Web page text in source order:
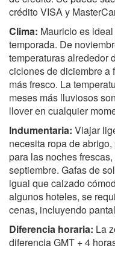
crédito VISA y
Clima: Mauricio es
temporada. De
temperaturas alrededor
ciclones de diciembre a
más fresco. La
meses más lluviosos
llover en cualquier
Indumentaria: Viajar
necesita ropa de
para las noches
septiembre. Gafas de
igual que calzado
algunos hoteles, se
cenas, incluyendo
Diferencia horaria: La
diferencia GMT + 4